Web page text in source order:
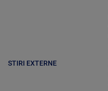
STIRI EXTERNE